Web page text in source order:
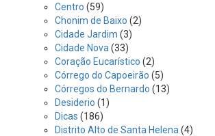
Centro (59)
Chonim de Baixo (2)
Cidade Jardim (3)
Cidade Nova (33)
Coração Eucarístico (2)
Córrego do Capoeirão (5)
Córregos do Bernardo (13)
Desiderio (1)
Dicas (186)
Distrito Alto de Santa Helena (4)